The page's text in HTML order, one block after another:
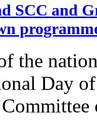
SCC and
the
Day